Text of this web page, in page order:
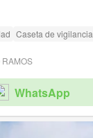
Caseta de vigilancia
WhatsApp